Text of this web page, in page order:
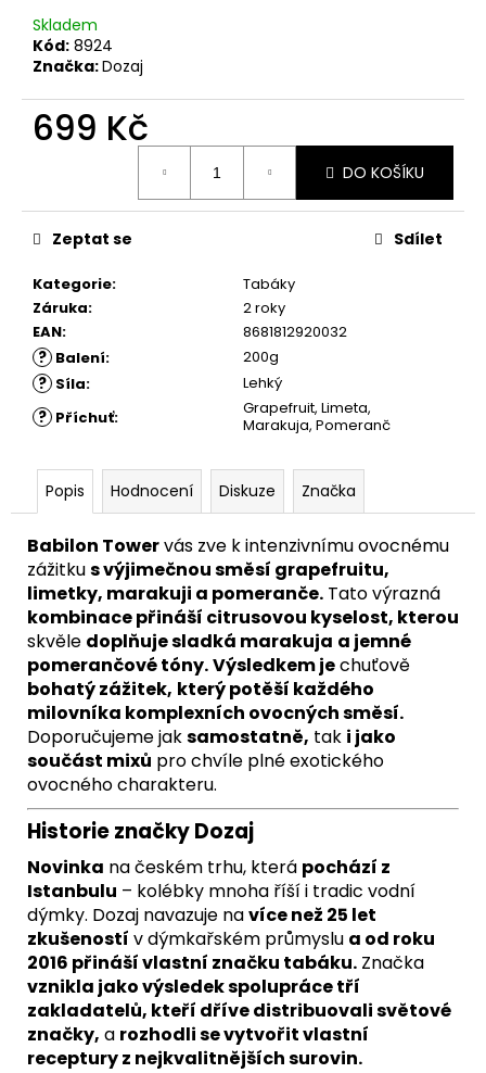
Skladem
Kód: 8924
Značka:Dozaj
699 Kč
DO KOŠÍKU
Kategorie:
Tabáky
Záruka:
2 roky
EAN: 8681812920032
? Balení: 200g
? Síla: Lehký
? Příchuť:
Grapefruit, Limeta,
Marakuja, Pomeranč
Zeptat se Sdílet
Popis Hodnocení Diskuze Značka
Babilon Towervás zve k intenzivnímu ovocnému
zážitkus výjimečnou směsí grapefruitu,
limetky, marakuji a pomeranče. Tato výrazná
kombinace přináší citrusovou kyselost, kterou
skvěle doplňuje sladká marakuja a jemné
pomerančové tóny.Výsledkem jechuťově
bohatý zážitek, který potěší každého
milovníka komplexních ovocných směsí.
Doporučujeme jaksamostatně, tak i jako
součást mixů pro chvíle plné exotického
ovocného charakteru.
Historie značky Dozaj
Novinka na českém trhu, která pochází z
Istanbulu – kolébky mnoha říší i tradic vodní
dýmky. Dozaj navazuje navíce než 25 let
zkušeností v dýmkařském průmyslu a od roku
2016 přináší vlastní značku tabáku. Značka
vznikla jako výsledek spolupráce tří
zakladatelů, kteří dříve distribuovali světové
značky, a rozhodli se vytvořit vlastní
receptury z nejkvalitnějších surovin.
e